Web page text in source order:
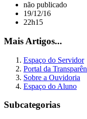
não publicado
19/12/16
22h15
Mais Artigos...
Espaço do Servidor
Portal da
Sobre a Ouvidoria
Espaço do Aluno
Subcategorias